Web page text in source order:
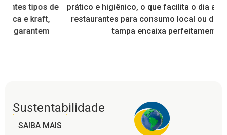
prático e higiênico, o que facilita o dia a dia de muitos
restaurantes para consumo local ou delivery, pois a
tampa encaixa perfeitamente.
Sustentabilidade
SAIBA MAIS